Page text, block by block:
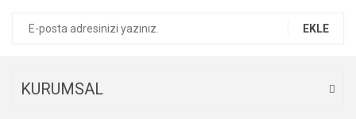
EKLE
KURUMSAL